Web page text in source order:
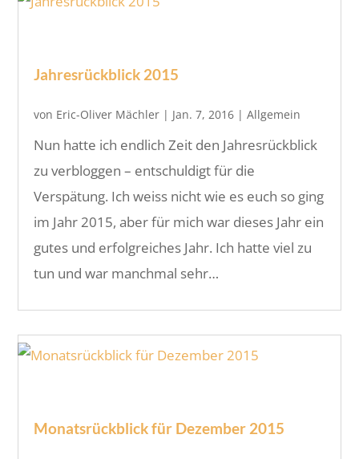
Jahresrückblick 2015
von Eric-Oliver Mächler | Jan. 7, 2016 |Allgemein
Nun hatte ich endlich Zeit den Jahresrückblick
zu verbloggen – entschuldigt für die
Verspätung. Ich weiss nicht wie es euch so ging
im Jahr 2015, aber für mich war dieses Jahr ein
gutes und erfolgreiches Jahr. Ich hatte viel zu
tun und war manchmal sehr…
Monatsrückblick für Dezember 2015